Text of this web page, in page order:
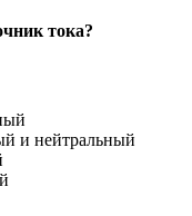
тока?
и нейтральный